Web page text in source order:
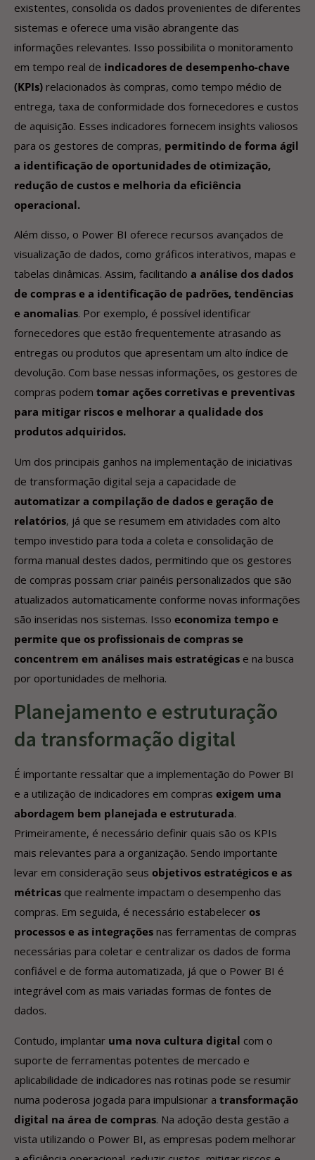
existentes, consolida os dados provenientes de diferentes
sistemas e oferece uma visão abrangente das
informações relevantes. Isso possibilita o monitoramento
em tempo real de indicadores de desempenho-chave
(KPIs) relacionados às compras, como tempo médio de
entrega, taxa de conformidade dos fornecedores e custos
de aquisição. Esses indicadores fornecem insights valiosos
para os gestores de compras, permitindo de forma ágil
a identificação de oportunidades de otimização,
redução de custos e melhoria da eficiência
operacional.
Além disso, o Power BI oferece recursos avançados de
visualização de dados, como gráficos interativos, mapas e
tabelas dinâmicas. Assim, facilitando a análise dos dados
de compras e a identificação de padrões, tendências
e anomalias. Por exemplo, é possível identificar
fornecedores que estão frequentemente atrasando as
entregas ou produtos que apresentam um alto índice de
devolução. Com base nessas informações, os gestores de
compras podem tomar ações corretivas e preventivas
para mitigar riscos e melhorar a qualidade dos
produtos adquiridos.
Um dos principais ganhos na implementação de iniciativas
de transformação digital seja a capacidade de
automatizar a compilação de dados e geração de
relatórios, já que se resumem em atividades com alto
tempo investido para toda a coleta e consolidação de
forma manual destes dados, permitindo que os gestores
de compras possam criar painéis personalizados que são
atualizados automaticamente conforme novas informações
são inseridas nos sistemas. Isso economiza tempo e
permite que os profissionais de compras se
concentrem em análises mais estratégicas e na busca
por oportunidades de melhoria.
Planejamento e estruturação
da transformação digital
É importante ressaltar que a implementação do Power BI
e a utilização de indicadores em compras exigem uma
abordagem bem planejada e estruturada.
Primeiramente, é necessário definir quais são os KPIs
mais relevantes para a organização. Sendo importante
levar em consideração seus objetivos estratégicos e as
métricas que realmente impactam o desempenho das
compras. Em seguida, é necessário estabelecer os
processos e as integrações nas ferramentas de compras
necessárias para coletar e centralizar os dados de forma
confiável e de forma automatizada, já que o Power BI é
integrável com as mais variadas formas de fontes de
dados.
Contudo, implantar uma nova cultura digital com o
suporte de ferramentas potentes de mercado e
aplicabilidade de indicadores nas rotinas pode se resumir
numa poderosa jogada para impulsionar a transformação
digital na área de compras. Na adoção desta gestão a
vista utilizando o Power BI, as empresas podem melhorar